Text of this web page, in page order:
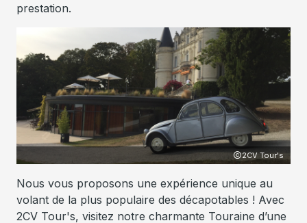
prestation.
2CV Tour's
Nous vous proposons une expérience unique au
volant de la plus populaire des décapotables ! Avec
2CV Tour's, visitez notre charmante Touraine d’une